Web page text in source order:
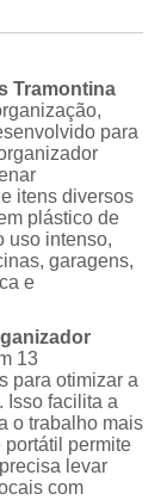
Tramontina
para
itens diversos
plástico de
uso intenso,
garagens,
e
13
para otimizar a
Isso facilita a
o trabalho mais
portátil permite
levar
com